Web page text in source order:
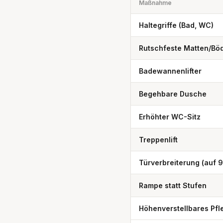
Maßnahme
Haltegriffe (Bad, WC)
Rutschfeste Matten/
Badewannenlifter
Begehbare Dusche
Erhöhter WC-Sitz
Treppenlift
Türverbreiterung (auf
Rampe statt Stufen
Höhenverstellbares